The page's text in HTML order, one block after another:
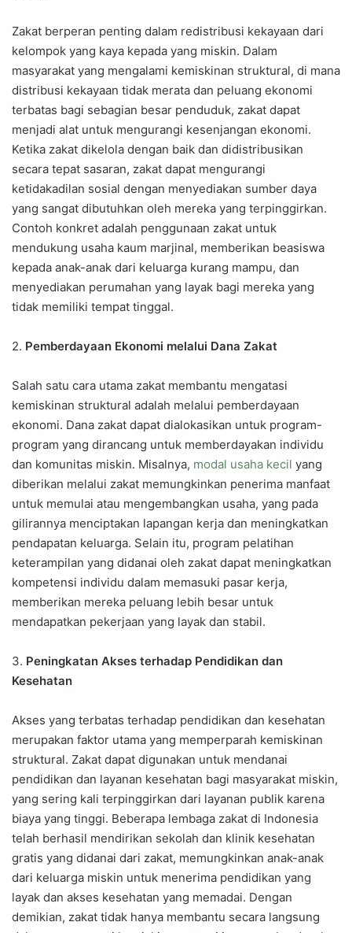
Zakat berperan penting dalam redistribusi kekayaan dari
kelompok yang kaya kepada yang miskin. Dalam
masyarakat yang mengalami kemiskinan struktural, di mana
distribusi kekayaan tidak merata dan peluang ekonomi
terbatas bagi sebagian besar penduduk, zakat dapat
menjadi alat untuk mengurangi kesenjangan ekonomi.
Ketika zakat dikelola dengan baik dan didistribusikan
secara tepat sasaran, zakat dapat mengurangi
ketidakadilan sosial dengan menyediakan sumber daya
yang sangat dibutuhkan oleh mereka yang terpinggirkan.
Contoh konkret adalah penggunaan zakat untuk
mendukung usaha kaum marjinal, memberikan beasiswa
kepada anak-anak dari keluarga kurang mampu, dan
menyediakan perumahan yang layak bagi mereka yang
tidak memiliki tempat tinggal.
2. Pemberdayaan Ekonomi melalui Dana Zakat
Salah satu cara utama zakat membantu mengatasi
kemiskinan struktural adalah melalui pemberdayaan
ekonomi. Dana zakat dapat dialokasikan untuk program-
program yang dirancang untuk memberdayakan individu
dan komunitas miskin. Misalnya, modal usaha kecil yang
diberikan melalui zakat memungkinkan penerima manfaat
untuk memulai atau mengembangkan usaha, yang pada
gilirannya menciptakan lapangan kerja dan meningkatkan
pendapatan keluarga. Selain itu, program pelatihan
keterampilan yang didanai oleh zakat dapat meningkatkan
kompetensi individu dalam memasuki pasar kerja,
memberikan mereka peluang lebih besar untuk
mendapatkan pekerjaan yang layak dan stabil.
3. Peningkatan Akses terhadap Pendidikan dan
Kesehatan
Akses yang terbatas terhadap pendidikan dan kesehatan
merupakan faktor utama yang memperparah kemiskinan
struktural. Zakat dapat digunakan untuk mendanai
pendidikan dan layanan kesehatan bagi masyarakat miskin,
yang sering kali terpinggirkan dari layanan publik karena
biaya yang tinggi. Beberapa lembaga zakat di Indonesia
telah berhasil mendirikan sekolah dan klinik kesehatan
gratis yang didanai dari zakat, memungkinkan anak-anak
dari keluarga miskin untuk menerima pendidikan yang
layak dan akses kesehatan yang memadai. Dengan
demikian, zakat tidak hanya membantu secara langsung